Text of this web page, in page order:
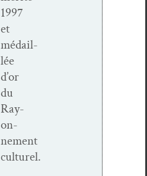
1997
et
médail­
lée
d’or
du
Ray­
on­
nement
culturel.